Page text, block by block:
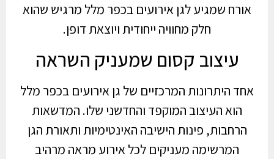
אורח שמגיע לגן אירועים בכפר מלל מרגיש שהוא
חלק מחוויה ייחודית ויוצאת דופן.
עיצוב קסום שמעניק השראה
אחד היתרונות המרכזיים של גן אירועים בכפר מלל
הוא העיצוב המוקפד והחדשני שלו. המדשאות
הרחבות, פינות הישיבה האינטימיות ותאורת הגן
המרשימה מעניקים לכל אירוע מראה מרהיב